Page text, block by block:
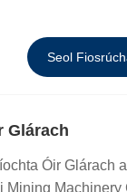
Seol
Glárach
Óir Glárach